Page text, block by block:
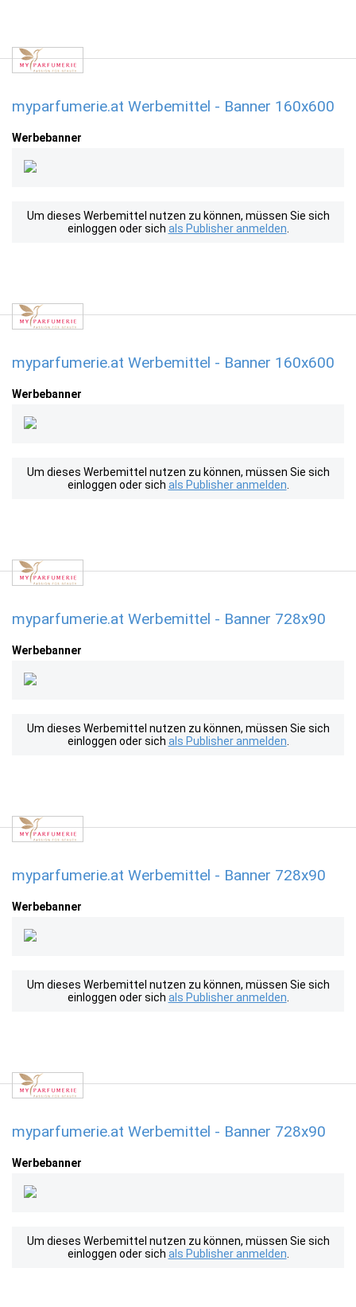
myparfumerie.at Werbemittel - Banner 160x600
Werbebanner
Um dieses Werbemittel nutzen zu können, müssen Sie sich
einloggen oder sich als Publisher anmelden
myparfumerie.at Werbemittel - Banner 160x600
Werbebanner
Um dieses Werbemittel nutzen zu können, müssen Sie sich
einloggen oder sich als Publisher anmelden
myparfumerie.at Werbemittel - Banner 728x90
Werbebanner
Um dieses Werbemittel nutzen zu können, müssen Sie sich
einloggen oder sich als Publisher anmelden
myparfumerie.at Werbemittel - Banner 728x90
Werbebanner
Um dieses Werbemittel nutzen zu können, müssen Sie sich
einloggen oder sich als Publisher anmelden
myparfumerie.at Werbemittel - Banner 728x90
Werbebanner
Um dieses Werbemittel nutzen zu können, müssen Sie sich
einloggen oder sich als Publisher anmelden